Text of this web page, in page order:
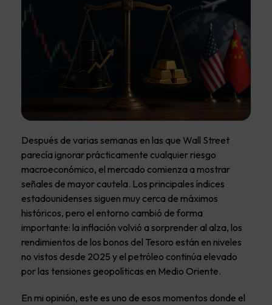
Después de varias semanas en las que Wall Street
parecía ignorar prácticamente cualquier riesgo
macroeconómico, el mercado comienza a mostrar
señales de mayor cautela. Los principales índices
estadounidenses siguen muy cerca de máximos
históricos, pero el entorno cambió de forma
importante: la inflación volvió a sorprender al alza, los
rendimientos de los bonos del Tesoro están en niveles
no vistos desde 2025 y el petróleo continúa elevado
por las tensiones geopolíticas en Medio Oriente.
En mi opinión, este es uno de esos momentos donde el